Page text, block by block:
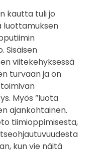
kautta tuli jo
luottamuksen
Sisäisen
viitekehyksessä
turvaan ja on
Myös ”luota
ajankohtainen.
tiimioppimisesta,
kun vie näitä